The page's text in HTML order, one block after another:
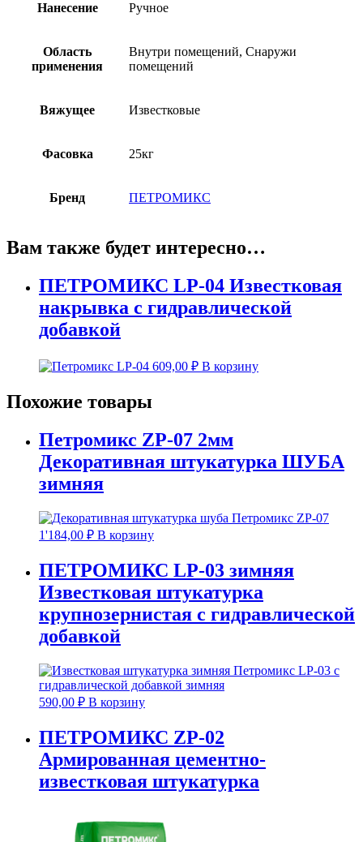
Нанесение Ручное
Область
применения
Внутри помещений, Снаружи
помещений
Вяжущее Известковые
Фасовка 25кг
Бренд ПЕТРОМИКС
Вам также будет интересно…
ПЕТРОМИКС LP-04 Известковая
накрывка с гидравлической
добавкой
609,00 ₽ В корзину
Похожие товары
Петромикс ZP-07 2мм
Декоративная штукатурка ШУБА
зимняя
1'184,00 ₽ В корзину
ПЕТРОМИКС LP-03 зимняя
Известковая штукатурка
крупнозернистая с гидравлической
добавкой
590,00 ₽ В корзину
ПЕТРОМИКС ZP-02
Армированная цементно-
известковая штукатурка